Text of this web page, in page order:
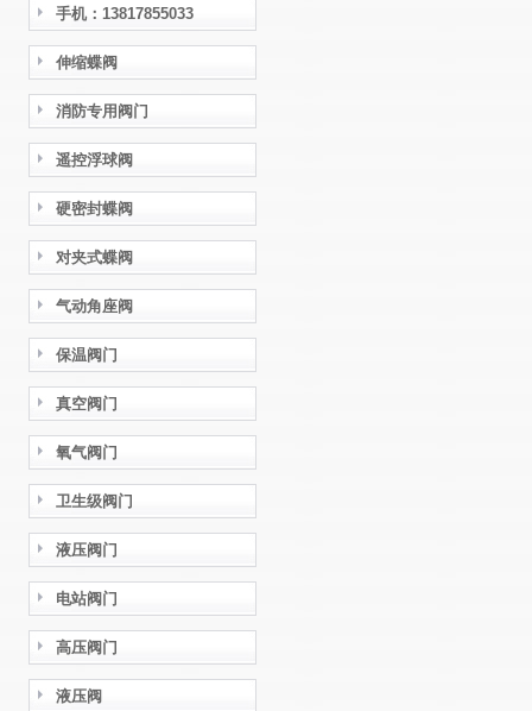
手机：13817855033
伸缩蝶阀
消防专用阀门
遥控浮球阀
硬密封蝶阀
对夹式蝶阀
气动角座阀
保温阀门
真空阀门
氧气阀门
卫生级阀门
液压阀门
电站阀门
高压阀门
液压阀